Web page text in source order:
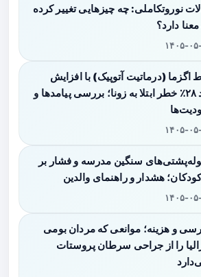
نوروتکاملی: چه چیزهایی تغییر کرده
دارد؟
۰۵-۱۴
اگزما (درماتیت آتوپیک) با افزایش
حدود ۲۸٪ خطر ابتلا به زونا؛ بررسی پیامدها و
۰۵-۱۴
سنگین مدرسه و فشار بر
هشدار و راهنمای والدین
۰۵-۱۴
و هزینه؛ موانعی که مردان بومی
را از جراحی سرطان پروستات